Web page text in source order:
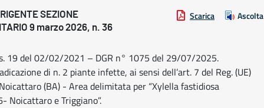
SEZIONE
9 marzo 2026, n. 36
Scarica Ascolta
19 del 02/02/2021 – DGR n° 1075 del 29/07/2025.
di n. 2 piante infette, ai sensi dell’art. 7 del Reg. (UE)
(BA) - Area delimitata per “Xylella fastidiosa
Noicattaro e Triggiano”.